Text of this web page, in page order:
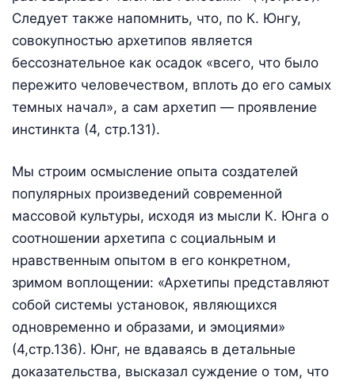
Следует также напомнить, что, по К. Юнгу,
совокупностью архетипов является
бессознательное как осадок «всего, что было
пережито человечеством, вплоть до его самых
темных начал», а сам архетип — проявление
инстинкта (4, стр.131).
Мы строим осмысление опыта создателей
популярных произведений современной
массовой культуры, исходя из мысли К. Юнга о
соотношении архетипа с социальным и
нравственным опытом в его конкретном,
зримом воплощении: «Архетипы представляют
собой системы установок, являющихся
одновременно и образами, и эмоциями»
(4,стр.136). Юнг, не вдаваясь в детальные
доказательства, высказал суждение о том, что